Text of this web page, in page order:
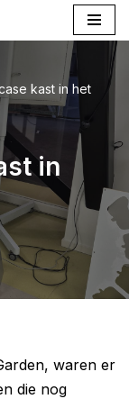
kast in het
in
waren er
die nog